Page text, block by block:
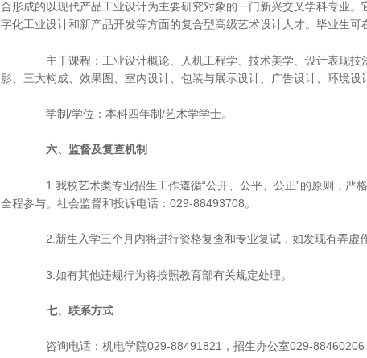
合形成的以现代产品工业设计为主要研究对象的一门新兴交叉学科专业
字化工业设计和新产品开发等方面的复合型高级艺术设计人才。毕业生可
主干课程：工业设计概论、人机工程学、技术美学、设计表现技
影、三大构成、效果图、室内设计、包装与展示设计、广告设计、环境设
学制/学位：本科四年制/艺术学学士。
六、监督及复查机制
1.我校艺术类专业招生工作遵循“公开、公平、公正”的原则，严
全程参与。社会监督和投诉电话：029-88493708。
2.新生入学三个月内将进行资格复查和专业复试，如发现有弄虚
3.如有其他违规行为将按照教育部有关规定处理。
七、联系方式
咨询电话：机电学院029-88491821，招生办公室029-88460206